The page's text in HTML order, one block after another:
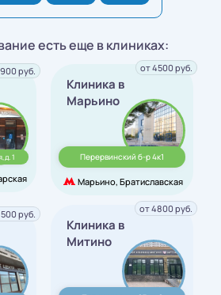
есть еще в клиниках:
1
руб.
Клиника в
Марьино
Перервинский б-р 4к1
Марьино, Братиславская
от 4500 руб.
руб.
Клиника в
Митино
от 4800 руб.